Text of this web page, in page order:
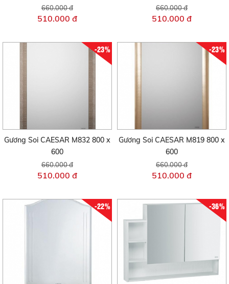
660.000 đ
510.000 đ
660.000 đ
510.000 đ
-23%
Gương Soi CAESAR M832 800 x
600
660.000 đ
510.000 đ
-23%
Gương Soi CAESAR M819 800 x
600
660.000 đ
510.000 đ
-22% -36%